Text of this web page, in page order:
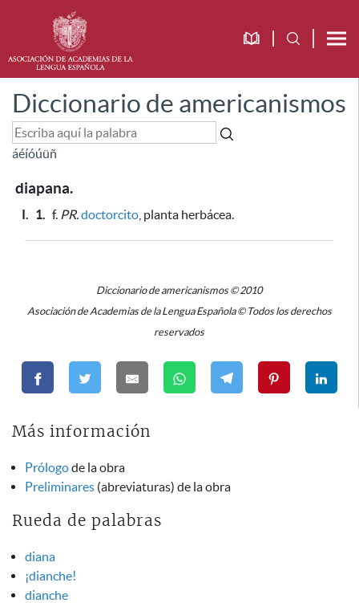
Diccionario de americanismos
áéíóúüñ
diapana.
I. 1. f. PR.doctorcito , planta herbácea.
Diccionario de americanismos © 2010
Asociación de Academias de la Lengua Española © Todos los derechos
reservados
Más información
Prólogode la obra
Preliminares (abreviaturas) de la obra
Rueda de palabras
diana
¡dianche!
dianche